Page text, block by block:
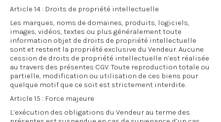
Article 14 : Droits de propriété intellectuelle
Les marques, noms de domaines, produits, logiciels,
images, vidéos, textes ou plus généralement toute
information objet de droits de propriété intellectuelle
sont et restent la propriété exclusive du Vendeur. Aucune
cession de droits de propriété intellectuelle n’est réalisée
au travers des présentes CGV. Toute reproduction totale ou
partielle, modification ou utilisation de ces biens pour
quelque motif que ce soit est strictement interdite.
Article 15 : Force majeure
L’exécution des obligations du Vendeur au terme des